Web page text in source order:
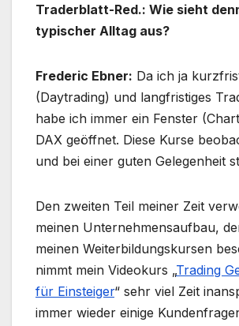
Traderblatt-Red.: Wie sieht
typischer Alltag aus?
Frederic Ebner: Da ich ja
(Daytrading) und langfristiges
habe ich immer ein Fenster
DAX geöffnet. Diese Kurse
und bei einer guten Gelegenheit
Den zweiten Teil meiner Zeit
meinen Unternehmensaufbau,
meinen Weiterbildungskursen
nimmt mein Videokurs „Trading
für Einsteiger“ sehr viel Zeit
immer wieder einige